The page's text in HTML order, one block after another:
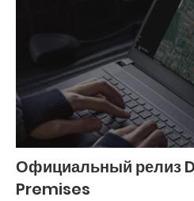
Официальный релиз
Premises